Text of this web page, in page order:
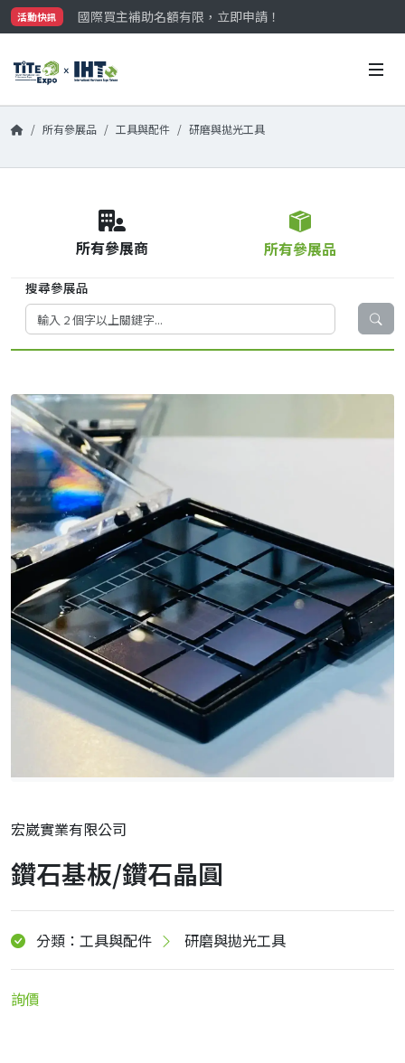
活動快訊
國際買主補助名額有限，立即申請！
參觀門票開放申請中‼️
國際買主補助名額有限，立即申請！
所有參展品 工具與配件 研磨與拋光工具
所有參展商 所有參展品
搜尋參展品
宏崴實業有限公司
鑽石基板/鑽石晶圓
分類：工具與配件 研磨與拋光工具
詢價